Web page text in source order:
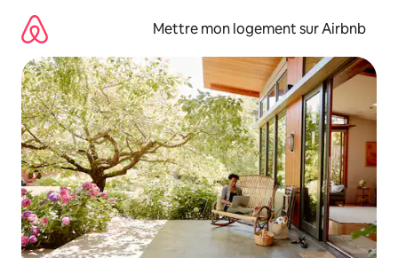
directement
contenu
Mettre mon logement sur Airbnb